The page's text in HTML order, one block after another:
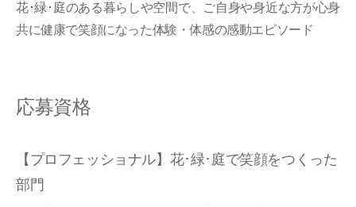
花･緑･庭のある暮らしや空間で、ご自身や身近な方が心身
共に健康で笑顔になった体験・体感の感動エピソード
応募資格
【プロフェッショナル】花･緑･庭で笑顔をつくった
部門